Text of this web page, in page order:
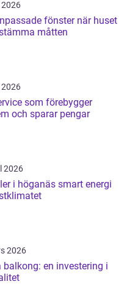
fönster när huset
måtten
som förebygger
och sparar pengar
2026
smart energi
2026
balkong: en investering i